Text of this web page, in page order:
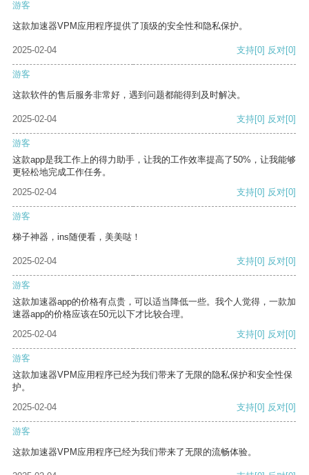
游客
这款加速器VPM应用程序提供了顶级的安全性和隐私保护。
2025-02-04 支持[0] 反对[0]
游客
这款软件的售后服务非常好，遇到问题都能得到及时解决。
2025-02-04 支持[0] 反对[0]
游客
这款app是我工作上的得力助手，让我的工作效率提高了50%，让我能够
更轻松地完成工作任务。
2025-02-04
支持[0] 反对[0]
游客
梯子神器，ins随便看，美美哒！
2025-02-04 支持[0] 反对[0]
游客
这款加速器app的价格有点贵，可以适当降低一些。我个人觉得，一款加
速器app的价格应该在50元以下才比较合理。
2025-02-04
支持[0] 反对[0]
游客
这款加速器VPM应用程序已经为我们带来了无限的隐私保护和安全性保
护。
2025-02-04
支持[0] 反对[0]
游客
这款加速器VPM应用程序已经为我们带来了无限的流畅体验。